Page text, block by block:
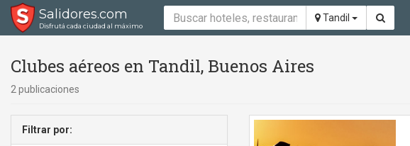
Salidores.com
Disfrutá cada ciudad al máximo
Tandil
Clubes aéreos en Tandil, Buenos Aires
2 publicaciones
Filtrar por: